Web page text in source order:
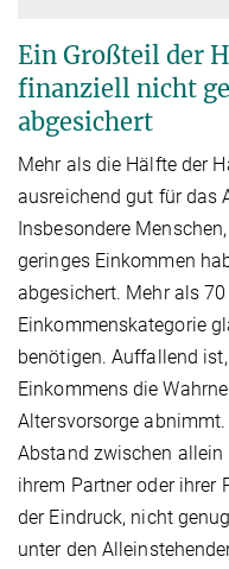
Ein Großteil der
finanziell nicht
abgesichert
Mehr als die Hälfte der
ausreichend gut für das
Insbesondere
geringes Einkommen
abgesichert. Mehr als
Einkommenskategorie
benötigen. Auffallend
Einkommens die
Altersvorsorge
Abstand zwischen allein
ihrem Partner oder ihrer
der Eindruck, nicht
unter den